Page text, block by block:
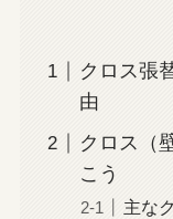
クロス張
由
クロス（
こう
主な